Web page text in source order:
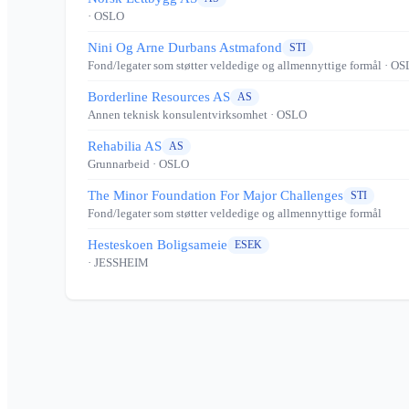
· OSLO
Nini Og Arne Durbans Astmafond STI
Fond/legater som støtter veldedige og allmennyttige formål ·
Borderline Resources AS AS
Annen teknisk konsulentvirksomhet · OSLO
Rehabilia AS AS
Grunnarbeid · OSLO
The Minor Foundation For Major Challenges STI
Fond/legater som støtter veldedige og allmennyttige formål
Hesteskoen Boligsameie ESEK
· JESSHEIM